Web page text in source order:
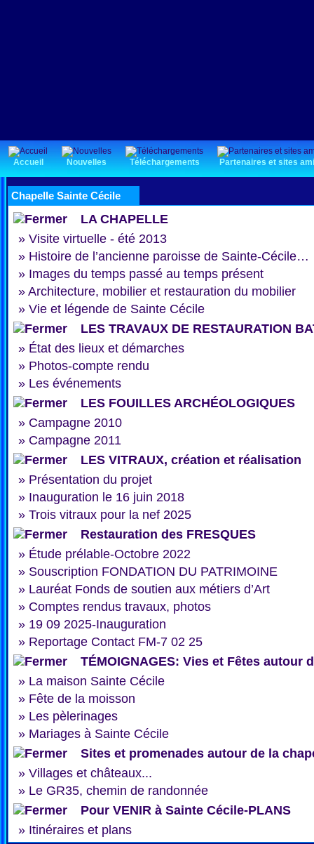
Accueil Nouvelles Téléchargements Partenaires et sites
Chapelle Sainte Cécile
LA CHAPELLE
» Visite virtuelle - été 2013
» Histoire de l’ancienne paroisse de Sainte-Cécile…
» Images du temps passé au temps présent
» Architecture, mobilier et restauration du mobilier
» Vie et légende de Sainte Cécile
LES TRAVAUX DE RESTAURATION
» État des lieux et démarches
» Photos-compte rendu
» Les événements
LES FOUILLES ARCHÉOLOGIQUES
» Campagne 2010
» Campagne 2011
LES VITRAUX, création et réalisation
» Présentation du projet
» Inauguration le 16 juin 2018
» Trois vitraux pour la nef 2025
Restauration des FRESQUES
» Étude prélable-Octobre 2022
» Souscription FONDATION DU PATRIMOINE
» Lauréat Fonds de soutien aux métiers d’Art
» Comptes rendus travaux, photos
» 19 09 2025-Inauguration
» Reportage Contact FM-7 02 25
TÉMOIGNAGES: Vies et Fêtes autour
» La maison Sainte Cécile
» Fête de la moisson
» Les pèlerinages
» Mariages à Sainte Cécile
Sites et promenades autour de la
» Villages et châteaux...
» Le GR35, chemin de randonnée
Pour VENIR à Sainte Cécile-PLANS
» Itinéraires et plans